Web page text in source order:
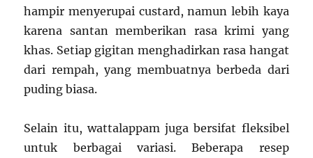
hampir menyerupai custard, namun lebih kaya
karena santan memberikan rasa krimi yang
khas. Setiap gigitan menghadirkan rasa hangat
dari rempah, yang membuatnya berbeda dari
puding biasa.
Selain itu, wattalappam juga bersifat fleksibel
untuk berbagai variasi. Beberapa resep